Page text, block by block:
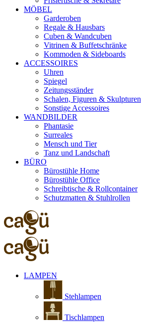
MÖBEL
Garderoben
Regale & Hausbars
Cuben & Wandcuben
Vitrinen & Buffetschränke
Kommoden & Sideboards
ACCESSOIRES
Uhren
Spiegel
Zeitungsständer
Schalen, Figuren & Skulpturen
Sonstige Accessoires
WANDBILDER
Phantasie
Surreales
Mensch und Tier
Tanz und Landschaft
BÜRO
Bürostühle Home
Bürostühle Office
Schreibtische & Rollcontainer
Schutzmatten & Stuhlrollen
LAMPEN
Stehlampen
Tischlampen